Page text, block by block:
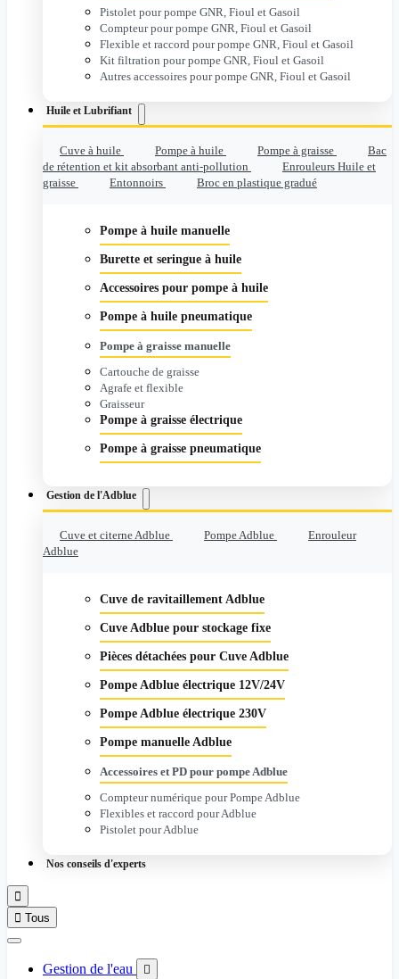
Pistolet pour pompe GNR, Fioul et Gasoil
Compteur pour pompe GNR, Fioul et Gasoil
Flexible et raccord pour pompe GNR, Fioul et Gasoil
Kit filtration pour pompe GNR, Fioul et Gasoil
Autres accessoires pour pompe GNR, Fioul et Gasoil
Huile et Lubrifiant
Cuve à huile Pompe à huile Pompe à graisse
Bac
de rétention et kit absorbant anti-pollution
Enrouleurs Huile et
graisse
Entonnoirs Broc en plastique gradué
Pompe à huile manuelle
Burette et seringue à huile
Accessoires pour pompe à huile
Pompe à huile pneumatique
Pompe à graisse manuelle
Cartouche de graisse
Agrafe et flexible
Graisseur
Pompe à graisse électrique
Pompe à graisse pneumatique
Gestion de l'Adblue
Cuve et citerne Adblue Pompe Adblue
Enrouleur
Adblue
Cuve de ravitaillement Adblue
Cuve Adblue pour stockage fixe
Pièces détachées pour Cuve Adblue
Pompe Adblue électrique 12V/24V
Pompe Adblue électrique 230V
Pompe manuelle Adblue
Accessoires et PD pour pompe Adblue
Compteur numérique pour Pompe Adblue
Flexibles et raccord pour Adblue
Pistolet pour Adblue
Nos conseils d'experts

 Tous
Gestion de l'eau 